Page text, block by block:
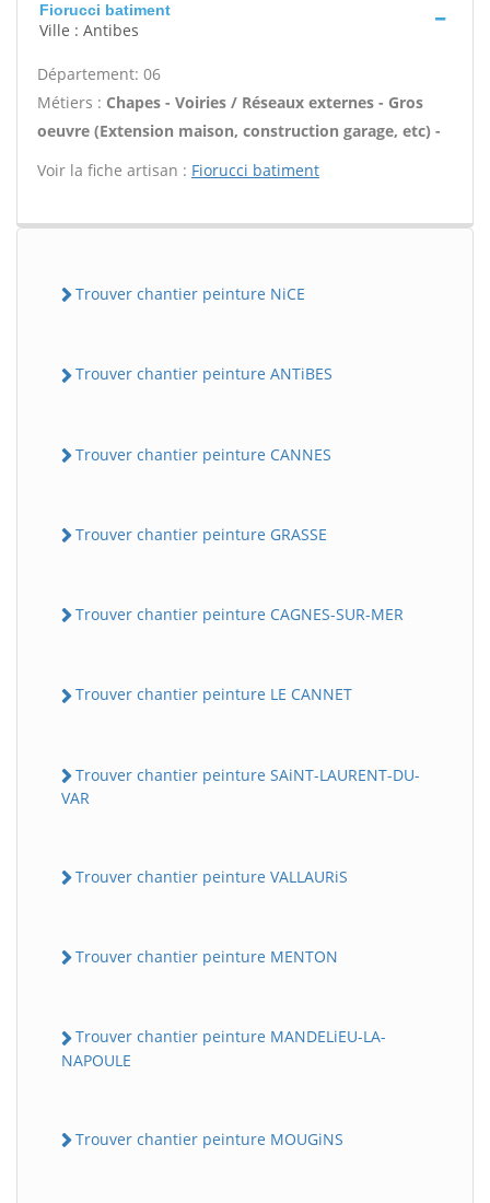
Fiorucci batiment
Ville : Antibes
Département: 06
Métiers : Chapes - Voiries / Réseaux externes - Gros
oeuvre (Extension maison, construction garage, etc) -
Voir la fiche artisan : Fiorucci batiment
Trouver chantier peinture NiCE
Trouver chantier peinture ANTiBES
Trouver chantier peinture CANNES
Trouver chantier peinture GRASSE
Trouver chantier peinture CAGNES-SUR-MER
Trouver chantier peinture LE CANNET
Trouver chantier peinture SAiNT-LAURENT-DU-
VAR
Trouver chantier peinture VALLAURiS
Trouver chantier peinture MENTON
Trouver chantier peinture MANDELiEU-LA-
NAPOULE
Trouver chantier peinture MOUGiNS